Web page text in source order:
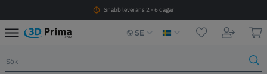
Snabb leverans 2 - 6 dagar
SE